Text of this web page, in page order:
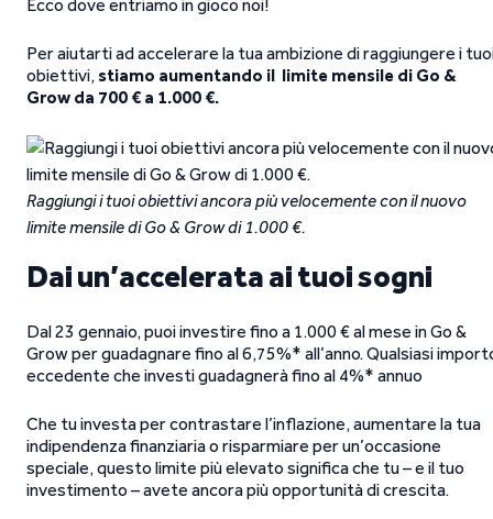
Ecco dove entriamo in gioco noi!
Per aiutarti ad accelerare la tua ambizione di raggiungere i
obiettivi,stiamo aumentando il limite mensile di Go &
Grow da 700 € a 1.000 €.
Raggiungi i tuoi obiettivi ancora più velocemente con il nuovo
limite mensile di Go & Grow di 1.000 €.
Dai un’accelerata ai tuoi sogni
Dal 23 gennaio, puoi investire fino a 1.000 € al mese in Go &
Grow per guadagnare fino al 6,75%* all’anno. Qualsiasi
eccedente che investi guadagnerà fino al 4%* annuo
Che tu investa per contrastare l’inflazione, aumentare la tua
indipendenza finanziaria o risparmiare per un’occasione
speciale, questo limite più elevato significa che tu – e il tuo
investimento – avete ancora più opportunità di crescita.